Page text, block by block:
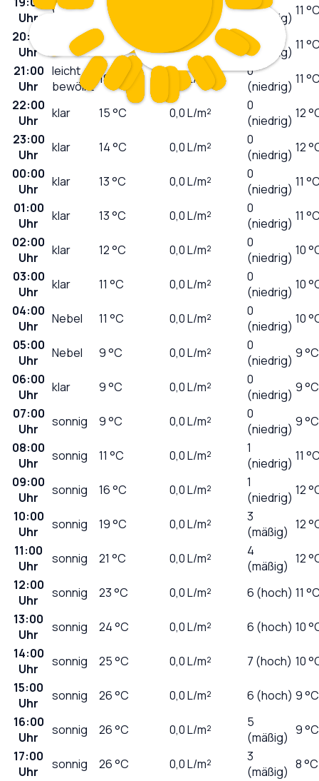
Uhr
wolkig 22 L/m²
(niedrig) 11
20:00
Uhr
sonnig 21 °C 0,0L/m²
0
(niedrig) 11
21:00
Uhr
leicht
bewölkt 18 °C L/m²
0
(niedrig) 11
22:00
Uhr
klar 15°C 0,0L/m²
0
(niedrig) 12
23:00
Uhr
klar 14°C 0,0L/m²
0
(niedrig) 12
00:00
Uhr
klar 13°C 0,0L/m²
0
(niedrig) 11
01:00
Uhr
klar 13°C 0,0L/m²
0
(niedrig) 11
02:00
Uhr
klar 12°C 0,0L/m²
0
(niedrig) 10
03:00
Uhr
klar 11 °C 0,0L/m²
0
(niedrig) 10
04:00
Uhr
Nebel 11 °C 0,0L/m²
0
(niedrig) 10
05:00
Uhr
Nebel 9°C 0,0L/m²
0
(niedrig) 9 °C
06:00
Uhr
klar 9°C 0,0L/m²
0
(niedrig) 9 °C
07:00
Uhr
sonnig 9°C 0,0L/m²
0
(niedrig) 9 °C
08:00
Uhr
sonnig 11 °C 0,0L/m²
1
(niedrig) 11
09:00
Uhr
sonnig 16°C 0,0L/m²
1
(niedrig) 12
10:00
Uhr
sonnig 19°C 0,0L/m²
3
(mäßig) 12
11:00
Uhr
sonnig 21 °C 0,0L/m²
4
(mäßig) 12
12:00
Uhr
sonnig 23°C 0,0L/m² 6 (hoch) 11
13:00
Uhr
sonnig 24°C 0,0L/m² 6 (hoch) 10
14:00
Uhr
sonnig 25°C 0,0L/m² 7 (hoch) 10
15:00
Uhr
sonnig 26°C 0,0L/m² 6 (hoch) 9 °C
16:00
Uhr
sonnig 26°C 0,0L/m²
5
(mäßig) 9 °C
17:00
Uhr
sonnig 26°C 0,0L/m²
3
(mäßig) 8 °C